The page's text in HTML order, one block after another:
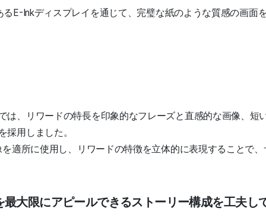
E-Inkディスプレイを通じて、完璧な紙のような質感の画面
は、リワードの特長を印象的なフレーズと直感的な画像、短
採用しました。
を適所に使用し、リワードの特徴を立体的に表現することで
大限にアピールできるストーリー構成を工夫し